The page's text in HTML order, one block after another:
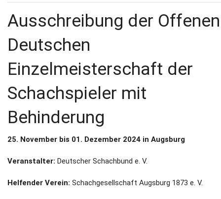
Ausschreibung der Offenen
Deutschen
Einzelmeisterschaft der
Schachspieler mit
Behinderung
25. November bis 01. Dezember 2024 in Augsburg
Veranstalter: Deutscher Schachbund e. V.
Helfender Verein: Schachgesellschaft Augsburg 1873 e. V.